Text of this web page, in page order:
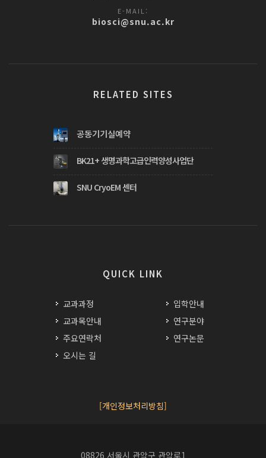
E-MAIL:
biosci@snu.ac.kr
RELATED SITES
공동기기실예약
BK21+ 생명과학고급인력양성사업단
SNU CryoEM 센터
QUICK LINK
교과과정
교과목안내
주요연락처
오시는 길
입학안내
연구분야
연구논문
[개인정보처리방침]
08826 서울시 관악구 관악로1